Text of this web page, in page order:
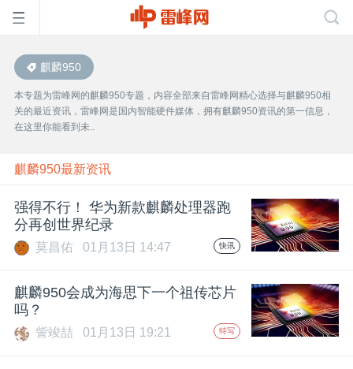
首
页
雷
峰
麒麟950
本专题为雷峰网的麒麟950专题，内容全部来自雷峰网精心选择与麒麟950相
关的最近资讯，雷峰网是国内智能硬件媒体，拥有麒麟950资讯的第一信息，
在这里你能看到未..
麒麟950最新资讯
强得不行！ 华为新款麒麟处理器跑
分再创世界纪录
莫昌佑 01月13日 14:47 快讯
麒麟950会成为海思下一个祖传芯片
吗？
訾竣喆 01月13日 19:21 特写